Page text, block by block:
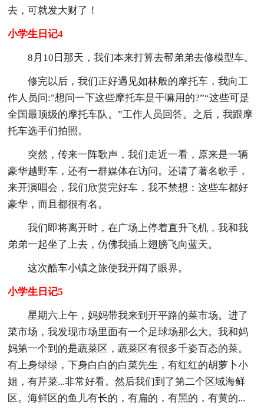
去，可就发大财了！
小学生日记4
8月10日那天，我们本来打算去帮弟弟去修模型车。
修完以后，我们正好遇见如林般的摩托车，我向工
作人员问:"想问一下这些摩托车是干嘛用的?”“这些可是
全国最顶级的摩托车队。”工作人员回答。之后，我跟摩
托车选手们拍照。
突然，传来一阵歌声，我们走近一看，原来是一辆
豪华越野车，还有一群媒体在访问。还请了著名歌手，
来开演唱会，我们欣赏完好车，我不禁想：这些车都好
豪华，而且都很有名。
我们即将离开时，在广场上停着直升飞机，我和我
弟弟一起坐了上去，仿佛我插上翅膀飞向蓝天。
这次酷车小镇之旅使我开阔了眼界。
小学生日记5
星期六上午，妈妈带我来到开平路的菜市场。进了
菜市场，我发现市场里面有一个足球场那么大。我和妈
妈第一个到的是蔬菜区，蔬菜区有很多千姿百态的菜。
有上身绿绿，下身白白的白菜先生，有红红的胡萝卜小
姐，有芹菜...非常好看。然后我们到了第二个区域海鲜
区。海鲜区的鱼儿有长的，有扁的，有黑的，有黄的...